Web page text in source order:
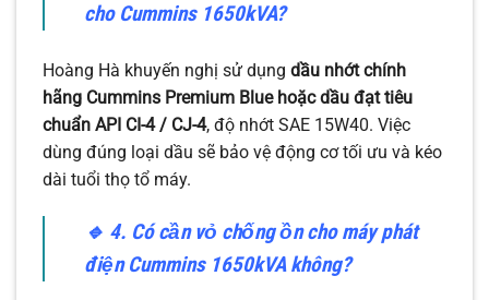
cho Cummins 1650kVA?
Hoàng Hà khuyến nghị sử dụng dầu nhớt chính
hãng Cummins Premium Blue hoặc dầu đạt tiêu
chuẩn API CI-4 / CJ-4, độ nhớt SAE 15W40. Việc
dùng đúng loại dầu sẽ bảo vệ động cơ tối ưu và kéo
dài tuổi thọ tổ máy.
🔹 4. Có cần vỏ chống ồn cho máy phát
điện Cummins 1650kVA không?